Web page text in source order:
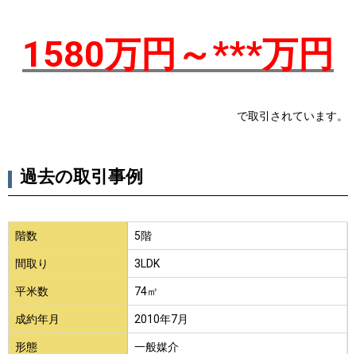
1580万円～***万円
で取引されています。
過去の取引事例
階数 5階
間取り 3LDK
平米数 74㎡
成約年月 2010年7月
形態 一般媒介